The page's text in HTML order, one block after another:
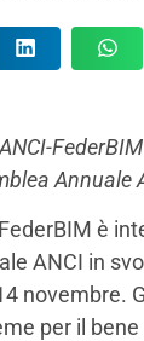
Annuale
è
ANCI in
novembre.
per il bene